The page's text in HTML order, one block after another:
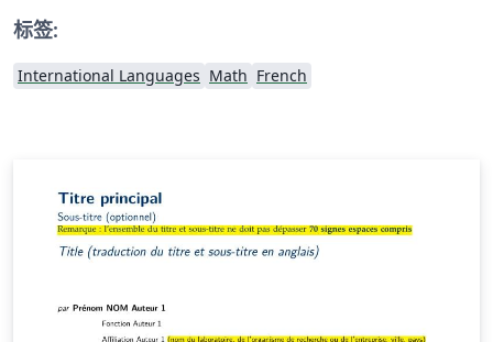
标签:
International Languages Math French